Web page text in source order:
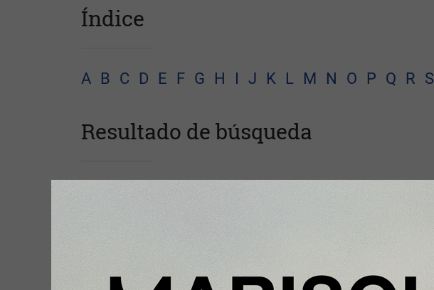
Índice
A B C D E F G H I J K L M N O P Q R S
Resultado de búsqueda